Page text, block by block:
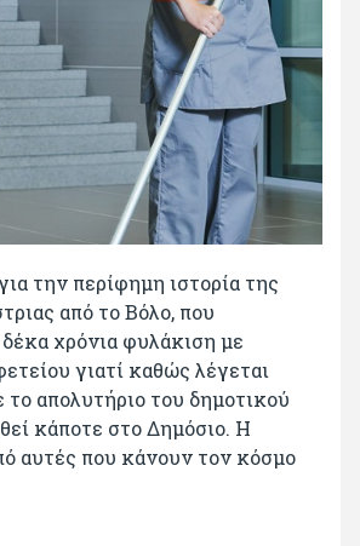
την περίφημη ιστορία της
από το Βόλο, που
χρόνια φυλάκιση με
γιατί καθώς λέγεται
απολυτήριο του δημοτικού
κάποτε στο Δημόσιο. Η
αυτές που κάνουν τον κόσμο